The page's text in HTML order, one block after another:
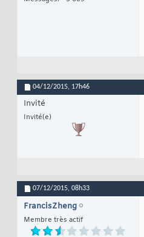
04/12/2015, 17h46
Invité
Invité(e)
07/12/2015, 08h33
FrancisZheng
Membre très actif